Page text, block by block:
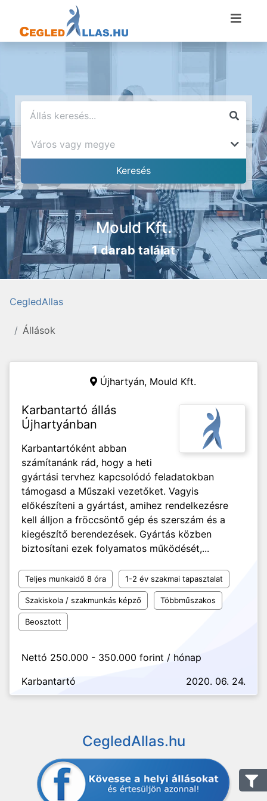
Mould Kft.
1 darab találat
CegledAllas
Állások
Újhartyán, Mould Kft.
Karbantartó állás
Újhartyánban
Karbantartóként abban
számítanánk rád, hogy a heti
gyártási tervhez kapcsolódó feladatokban
támogasd a Műszaki vezetőket. Vagyis
előkészíteni a gyártást, amihez rendelkezésre
kell álljon a fröccsöntő gép és szerszám és a
kiegészítő berendezések. Gyártás közben
biztosítani ezek folyamatos működését,...
Teljes munkaidő 8 óra 1-2 év szakmai tapasztalat
Szakiskola / szakmunkás képző Többműszakos
Beosztott
Nettó 250.000 - 350.000 forint / hónap
Karbantartó
2020. 06. 24.
CegledAllas.hu